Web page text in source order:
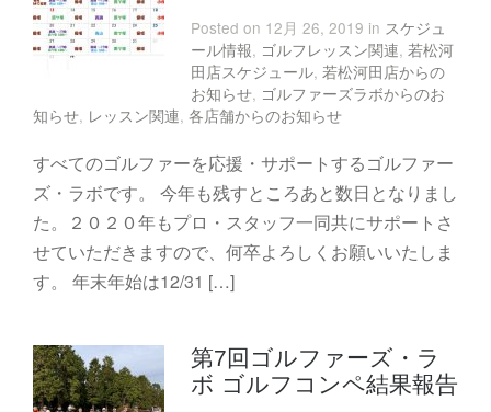
Posted on 12月 26, 2019 in スケジュ
ール情報, ゴルフレッスン関連, 若松河
田店スケジュール, 若松河田店からの
お知らせ, ゴルファーズラボからのお
知らせ, レッスン関連, 各店舗からのお知らせ
すべてのゴルファーを応援・サポートするゴルファー
ズ・ラボです。 今年も残すところあと数日となりまし
た。２０２０年もプロ・スタッフ一同共にサポートさ
せていただきますので、何卒よろしくお願いいたしま
す。 年末年始は12/31 […]
第7回ゴルファーズ・ラ
ボ ゴルフコンペ結果報告